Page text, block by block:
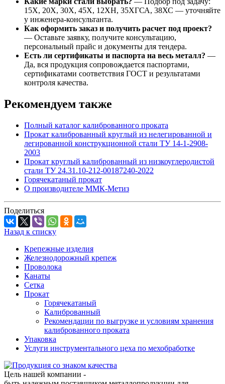
15Х, 20Х, 30Х, 45Х, 12ХН, 35ХГСА, 38ХС — уточняйте
у инженера-консультанта.
Как оформить заказ и получить расчет под проект?
— Оставьте заявку, получите консультацию,
персональный прайс и документы для тендера.
Есть ли сертификаты и паспорта на весь металл? —
Да, вся продукция сопровождается паспортами,
сертификатами соответствия ГОСТ и результатами
контроля качества.
Рекомендуем также
Полный каталог калиброванного проката
Прокат калиброванный круглый из нелегированной и
легированной конструкционной стали ТУ 14-1-2908-
2003
Прокат круглый калиброванный из низкоуглеродистой
стали ТУ 24.31.10-212-00187240-2022
Горячекатаный прокат
О производителе ММК-Метиз
Поделиться
Назад к списку
Крепежные изделия
Железнодорожный крепеж
Проволока
Канаты
Сетка
Прокат
Горячекатаный
Калиброванный
Рекомендации по выгрузке и условиям хранения
калиброванного проката
Упаковка
Услуги инструментального цеха по мехобработке
Цель нашей компании -